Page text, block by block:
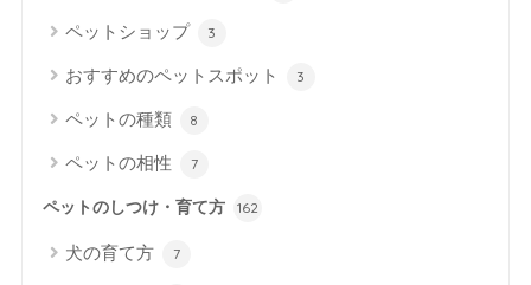
ペットショップ 3
おすすめのペットスポット 3
ペットの種類 8
ペットの相性 7
ペットのしつけ・育て方 162
犬の育て方 7